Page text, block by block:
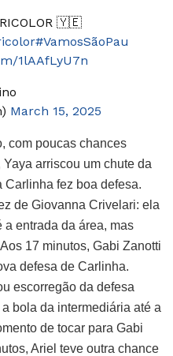
🇾🇪
#VamosSãoPau
1lAAfLyU7n
March 15, 2025
com poucas chances
arriscou um chute da
Carlinha fez boa defesa.
de Giovanna Crivelari: ela
a entrada da área, mas
17 minutos, Gabi Zanotti
defesa de Carlinha.
escorregão da defesa
bola da intermediária até a
de tocar para Gabi
Ariel teve outra chance